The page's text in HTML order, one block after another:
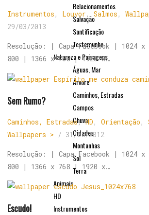
Relacionamentos
Salvação
Santificação
Testemunho
Natureza e Paisagens
Águas, Mar
Árvore
Caminhos, Estradas
Campos
Chuva
Cidades
Montanhas
Sol
Terra
Animais
HD
Instrumentos
Instrumentos , Louvor , Salmos ,
29/03/2013
Resolução: | Capa Facebook | 1024
800 | 1366 x 768 | 1920 x…
Sem Rumo?
Caminhos, Estradas,HD , Orientação ,
Wallpapers > / 31/08/2012
Resolução: | Capa Facebook | 1024
800 | 1366 x 768 | 1920 x…
Escudo!